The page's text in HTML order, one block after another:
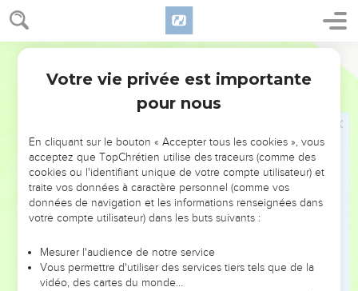
Lévitique 18
Tu ne t'approcheras point aussi d'aucune bête pour te
souiller avec elle ; et la femme ne se prostituera point à une
bête ; c'est une confusion.
Ne vous souillez point en aucune de ces choses ; car les
nations que je m'en vais chasser de devant vous, se sont
souillées en toutes ces choses ;
Dont la terre a été souillée, et je m'en vais punir sur elle
son iniquité, et la terre vomira ses habitants.
Mais quant à vous, vous garderez mes ordonnances et
mes jugements, et vous ne ferez aucune de ces
abominations, tant celui qui est né au pays, que l'étranger
Car les gens de ce pays-là qui ont été avant vous, ont fait
toutes ces abominations, et la terre en a été souillée.
Votre vie privée est importante
pour nous
En cliquant sur le bouton « Accepter tous les cookies », vous
acceptez que TopChrétien utilise des traceurs (comme des
cookies ou l'identifiant unique de votre compte utilisateur) et
traite vos données à caractère personnel (comme vos
données de navigation et les informations renseignées dans
votre compte utilisateur) dans les buts suivants :
Mesurer l'audience de notre service
Vous permettre d'utiliser des services tiers tels que de la
vidéo, des cartes du monde…